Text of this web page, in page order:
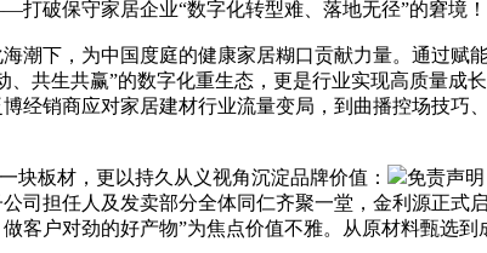
破保守家居企业“数字化转型难、落地无径”的窘境！
潮下，为中国度庭的健康家居糊口贡献力量。通过赋
共生共赢”的数字化重生态，更是行业实现高质量成
经销商应对家居建材行业流量变局，到曲播控场技巧
板材，更以持久从义视角沉淀品牌价值：
免责声
司担任人及发卖部分全体同仁齐聚一堂，金利源正式
客户对劲的好产物”为焦点价值不雅。从原材料甄选